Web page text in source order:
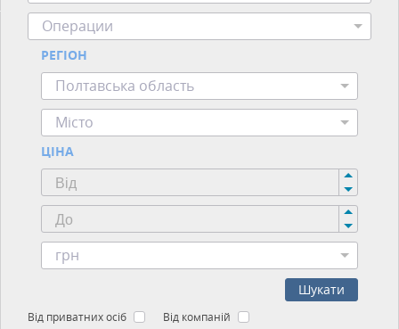
Операции
РЕГІОН
Полтавська область
Місто
ЦІНА
грн
Шукати
Від приватних осіб Від компаній